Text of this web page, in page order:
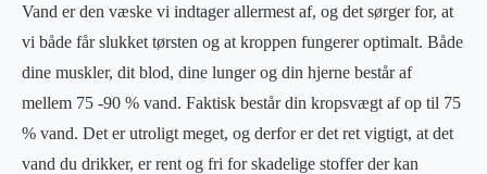
Vand er den væske vi indtager allermest af, og det sørger for, at
vi både får slukket tørsten og at kroppen fungerer optimalt. Både
dine muskler, dit blod, dine lunger og din hjerne består af
mellem 75 -90 % vand. Faktisk består din kropsvægt af op til 75
% vand. Det er utroligt meget, og derfor er det ret vigtigt, at det
vand du drikker, er rent og fri for skadelige stoffer der kan